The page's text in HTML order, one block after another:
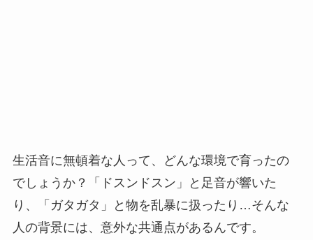
生活音に無頓着な人って、どんな環境で育ったの
でしょうか？「ドスンドスン」と足音が響いた
り、「ガタガタ」と物を乱暴に扱ったり…そんな
人の背景には、意外な共通点があるんです。